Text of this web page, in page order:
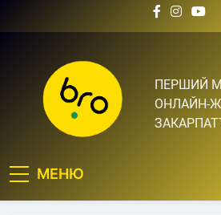
Bro.org.ua |
ТВІЙ БРО
ПЕРШИЙ
ОНЛАЙН-
МЕНЮ